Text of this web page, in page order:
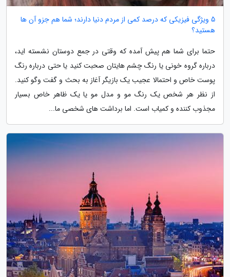
5 ویژگی فیزیکی که درصد کمی از مردم دنیا دارند؛ شما هم جزو آن ها
هستید؟
حتما برای شما هم پیش آمده که وقتی در جمع دوستان نشسته اید،
درباره گروه خونی یا رنگ چشم هایتان صحبت کنید یا حتی درباره رنگ
پوست خاص و احتمالا عجیب یک بازیگر آغاز به بحث و گفت وگو کنید.
از نظر هر شخص یک رنگ مو و مدل مو یا یک ظاهر خاص بسیار
مجذوب کننده و کمیاب است. اما برداشت های شخصی ما...